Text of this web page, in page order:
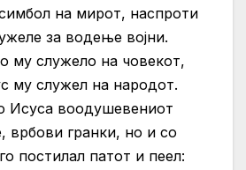
на мирот, наспроти
за водење војни.
му служело на човекот,
му служел на народот.
Исуса воодушевениот
врбови гранки, но и со
постилал патот и пеел: